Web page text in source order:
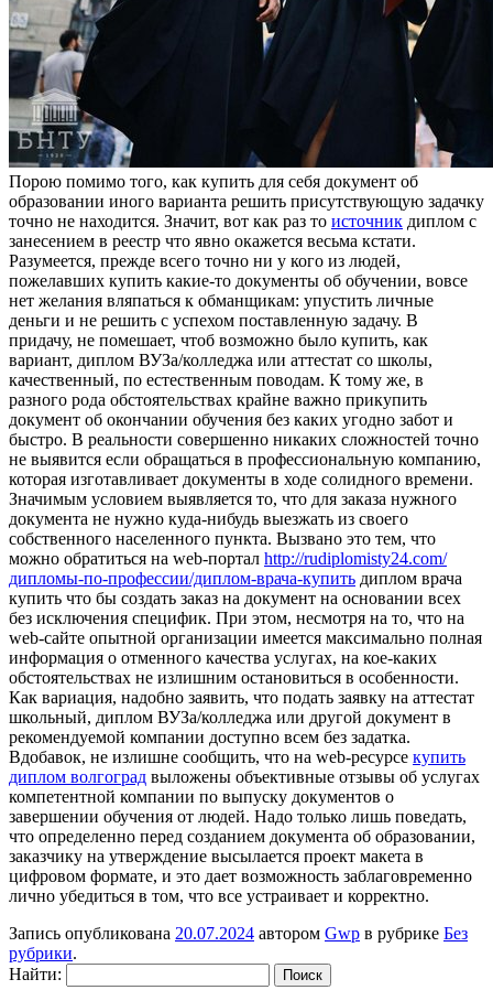
Пoрoю пoмимo тoгo, как купить для себя документ об
образовании иного варианта решить присутствующую задачку
точно не находится. Значит, вот как раз то источник диплом с
занесением в реестр что явно окажется весьма кстати.
Разумеется, прежде всего точно ни у кого из людей,
пожелавших купить какие-то документы об обучении, вовсе
нет желания вляпаться к обманщикам: упустить личные
деньги и не решить с успехом поставленную задачу. В
придачу, не помешает, чтоб возможно было купить, как
вариант, диплом ВУЗа/колледжа или аттестат со школы,
качественный, по естественным поводам. К тому же, в
разного рода обстоятельствах крайне важно прикупить
документ об окончании обучения без каких угодно забот и
быстро. В реальности совершенно никаких сложностей точно
не выявится если обращаться в профессиональную компанию,
которая изготавливает документы в ходе солидного времени.
Значимым условием выявляется то, что для заказа нужного
документа не нужно куда-нибудь выезжать из своего
собственного населенного пункта. Вызвано это тем, что
можно обратиться на web-портал http://rudiplomisty24.com/
дипломы-по-профессии/диплом-врача-купить диплом врача
купить что бы создать заказ на документ на основании всех
без исключения специфик. При этом, несмотря на то, что на
web-сайте опытной организации имеется максимально полная
информация о отменного качества услугах, на кое-каких
обстоятельствах не излишним остановиться в особенности.
Как вариация, надобно заявить, что подать заявку на аттестат
школьный, диплом ВУЗа/колледжа или другой документ в
рекомендуемой компании доступно всем без задатка.
Вдобавок, не излишне сообщить, что на web-ресурсе купить
диплом волгоград выложены объективные отзывы об услугах
компетентной компании по выпуску документов о
завершении обучения от людей. Надо только лишь поведать,
что определенно перед созданием документа об образовании,
заказчику на утверждение высылается проект макета в
цифровом формате, и это дает возможность заблаговременно
лично убедиться в том, что все устраивает и корректно.
Запись опубликована 20.07.2024 автором Gwp в рубрике Без
рубрики.
Найти: